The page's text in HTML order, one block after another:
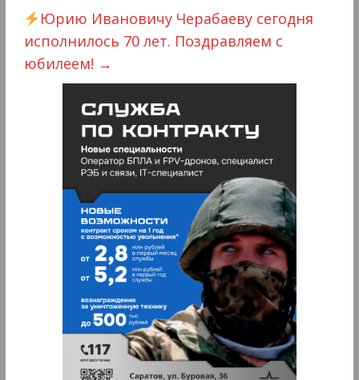
Юрию Ивановичу Черабаеву сегодня
исполнилось 70 лет. Поздравляем с
юбилеем! →